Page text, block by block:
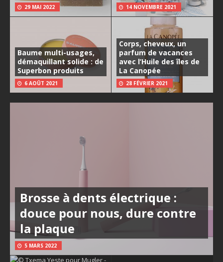
29 MAI 2022 14 NOVEMBRE 2021
Baume multi-usages,
démaquillant solide : de
Superbon produits
6 AOÛT 2021
Corps, cheveux, un
parfum de vacances
avec l’Huile des îles de
La Canopée
28 FÉVRIER 2021
Brosse à dents électrique :
douce pour nous, dure contre
la plaque
5 MARS 2022